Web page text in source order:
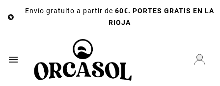

Envío gratuito a partir de 60€. PORTES GRATIS EN LA
RIOJA
